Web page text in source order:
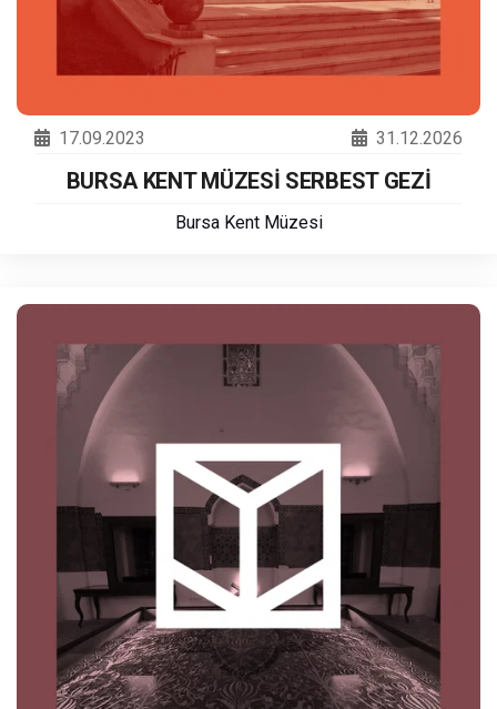
17.09.2023 31.12.2026
BURSA KENT MÜZESİ SERBEST GEZİ
Bursa Kent Müzesi